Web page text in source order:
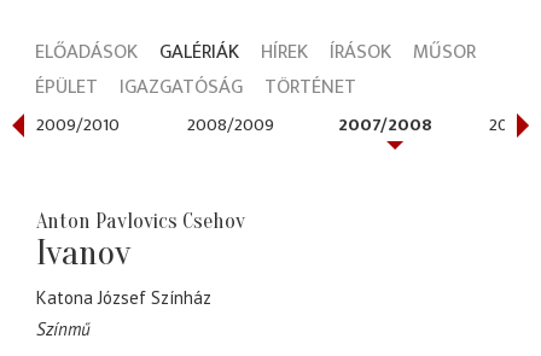
ELŐADÁSOK GALÉRIÁK HÍREK ÍRÁSOK
MŰSOR
ÉPÜLET
IGAZGATÓSÁG TÖRTÉNET
2009/2010 2008/2009 2007/2008 2006/
Anton Pavlovics Csehov
Ivanov
Katona József Színház
Színmű